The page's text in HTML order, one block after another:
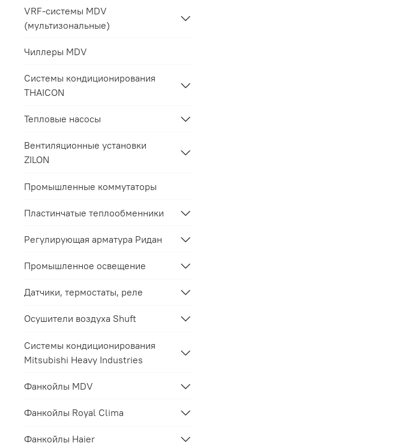
VRF-системы MDV
(мультизональные)
Чиллеры MDV
Системы кондиционирования
THAICON
Тепловые насосы
Вентиляционные установки
ZILON
Промышленные коммутаторы
Пластинчатые теплообменники
Регулирующая арматура Ридан
Промышленное освещение
Датчики, термостаты, реле
Осушители воздуха Shuft
Системы кондиционирования
Mitsubishi Heavy Industries
Фанкойлы MDV
Фанкойлы Royal Clima
Фанкойлы Haier